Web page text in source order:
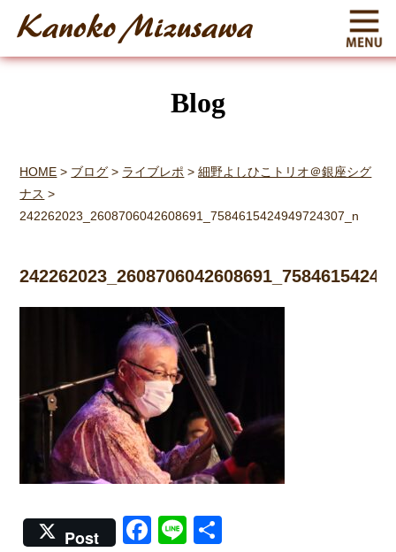
Blog
HOME > ブログ > ライブレポ >細野よしひこトリオ＠銀座シグ
ナス >
242262023_2608706042608691_7584615424949724307_n
Post Facebook
Line